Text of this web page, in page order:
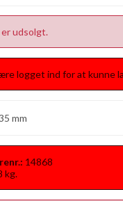
udsolgt.
logget ind for at kunne
mm
14868
kg.